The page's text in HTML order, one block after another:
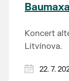
Baumaxa
Koncert
Litvínova.
22. 7.